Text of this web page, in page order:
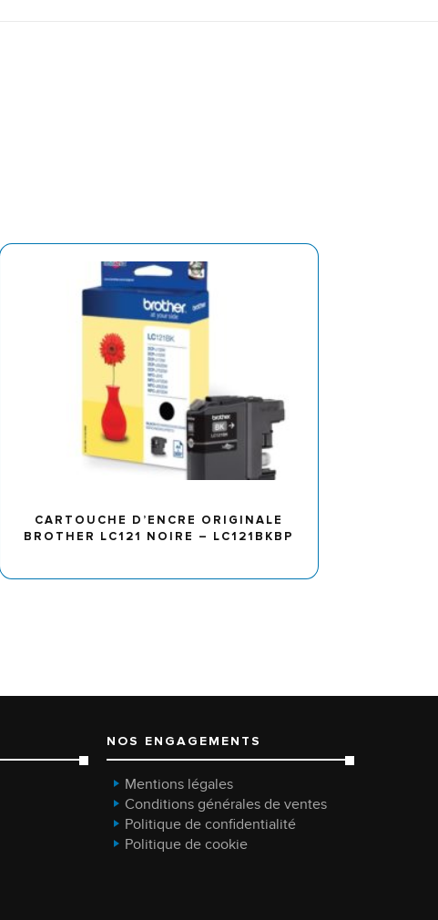
CARTOUCHE D’ENCRE ORIGINALE
BROTHER LC121 NOIRE – LC121BKBP
NOS ENGAGEMENTS
Mentions légales
Conditions générales de ventes
Politique de confidentialité
Politique de cookie